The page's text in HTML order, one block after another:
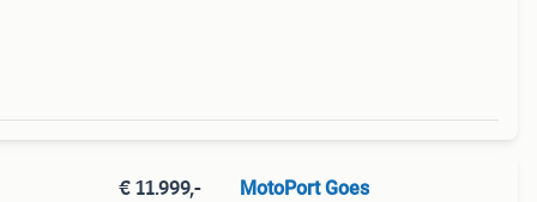
€ 11.999,- MotoPort Goes